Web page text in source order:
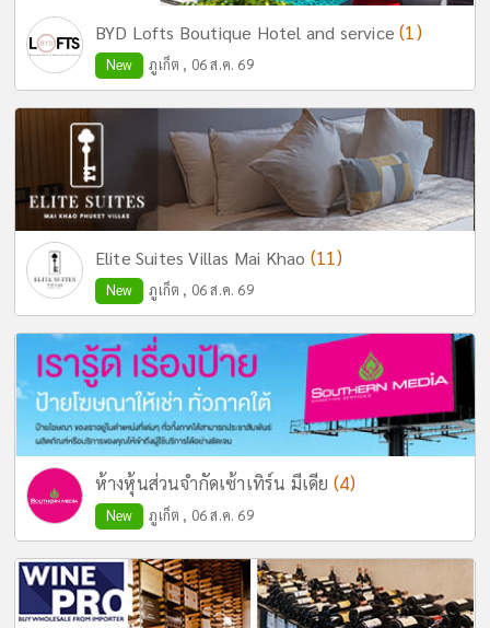
BYD Lofts Boutique Hotel and service(1)
New ภูเก็ต , 06 ส.ค. 69
Elite Suites Villas Mai Khao (11)
New ภูเก็ต , 06 ส.ค. 69
ห้างหุ้นส่วนจำกัดเซ้าเทิร์น มีเดีย (4)
New ภูเก็ต , 06 ส.ค. 69